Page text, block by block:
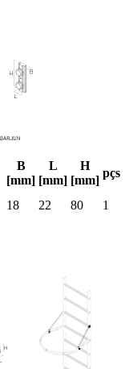
B
[mm]
L
[mm]
H
[mm]
pçs
18 22 80 1